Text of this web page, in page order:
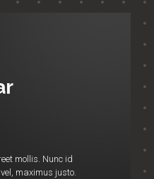
mollis. Nunc id
maximus justo.